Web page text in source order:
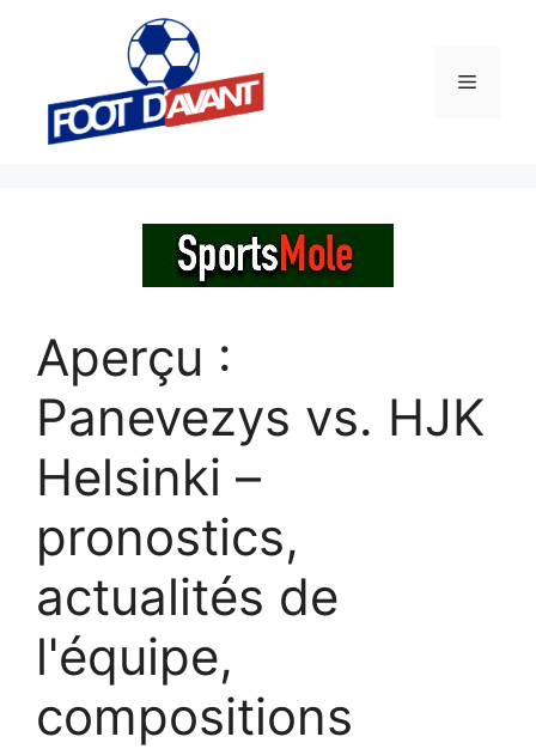
Menu
Aperçu :
Panevezys vs. HJK
Helsinki –
pronostics,
actualités de
l'équipe,
compositions